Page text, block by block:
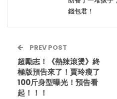
錢包君！
PREV POST
超勵志！《熱辣滾燙》終
極版預告來了！賈玲瘦了
100斤身型曝光！預告看
起！！！